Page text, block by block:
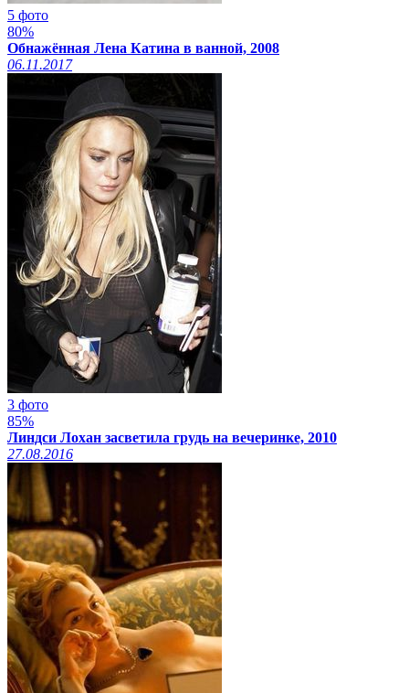
5 фото
80%
Обнажённая Лена Катина в ванной, 2008
06.11.2017
3 фото
85%
Линдси Лохан засветила грудь на вечеринке, 2010
27.08.2016